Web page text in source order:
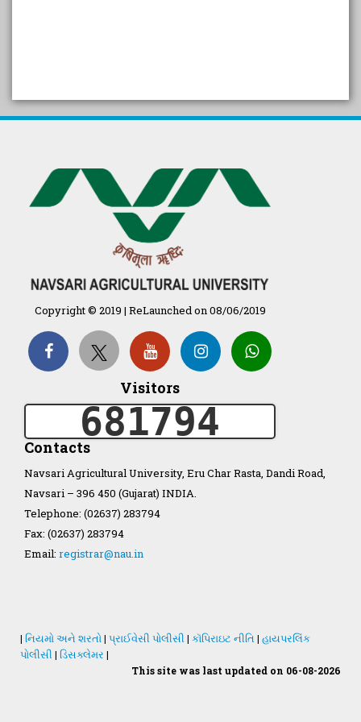
પ્રાકૃતિક કૃષિ (ખેતી)
દેશી ગાય આધારિત પ્રાકૃતિક ખેતી
गुणवत्ता युक्त कृषि-शिक्षा एक पहल" - भारतीय
कृषि अनुसंधान परिषद की 25वीं अखिल
Organization Structure
ખેડુત માર્ગદર્શિકા
Accreditation Certificate
NAU Statute(Revised)
Copyright © 2019 | ReLaunched on 08/06/2019
Visitors
681794
Contacts
Navsari Agricultural University, Eru Char Rasta, Dandi Road,
Navsari – 396 450 (Gujarat) INDIA.
Telephone: (02637) 283794
Fax: (02637) 283794
Email: registrar@nau.in
| નિયમો અને શરતો| પ્રાઈવેસી પોલીસી | કૉપિરાઇટ નીતિ | હાયપરલિંક
પોલીસી | ડિસક્લેમર |
This site was last updated on 06-08-2026